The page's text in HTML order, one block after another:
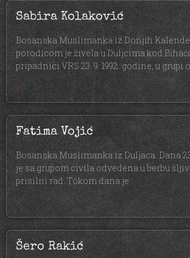
Sabira Kolaković
Bosanska Muslimanka iz Donjih
porodicom je živela u Duljcima kod
pripadnici VRS 23. 9. 1992. godine, u grupi
»
Fatima Vojić
Bosanska Muslimanka iz Duljaca. Dana
je sa grupom civila odvedena u berbu
prisilni rad. Tokom dana je
»
Šero Rakić